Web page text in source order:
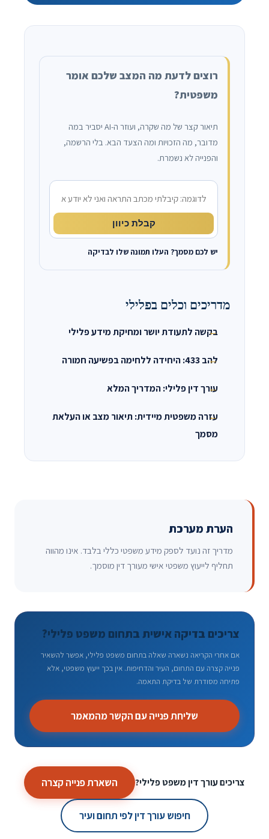
רוצים לדעת מה המצב שלכם אומר
משפטית?
תיאור קצר של מה שקרה, ועוזר ה-AI יסביר במה
מדובר, מה הזכויות ומה הצעד הבא. בלי הרשמה,
והפנייה לא נשמרת.
מה קרה?
קבלת כיוון
יש לכם מסמך? העלו תמונה שלו לבדיקה
מדריכים וכלים בפלילי
בקשה לתעודת יושר ומחיקת מידע פלילי
להב 433: היחידה ללחימה בפשיעה חמורה
עורך דין פלילי: המדריך המלא
עזרה משפטית מיידית: תיאור מצב או העלאת
מסמך
הערת מערכת
מדריך זה נועד לספק מידע משפטי כללי בלבד. אינו מהווה
תחליף לייעוץ משפטי אישי מעורך דין מוסמך.
צריכים בדיקה אישית בתחום משפט פלילי?
אם אחרי הקריאה נשארה שאלה בתחום משפט פלילי, אפשר להשאיר
פנייה קצרה עם התחום, העיר והדחיפות. אין בכך ייעוץ משפטי, אלא
פתיחה מסודרת של בדיקת התאמה.
שליחת פנייה עם הקשר מהמאמר
צריכים עורך דין משפט פלילי? השארת פנייה קצרה
חיפוש עורך דין לפי תחום ועיר